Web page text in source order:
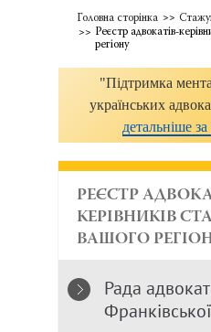
Головна сторінка
Реєстр адвокатів-
регіону
"Підтримка
українських
детальніше
РЕЄСТР
КЕРІВНИКІВ
ВАШОГО
Рада